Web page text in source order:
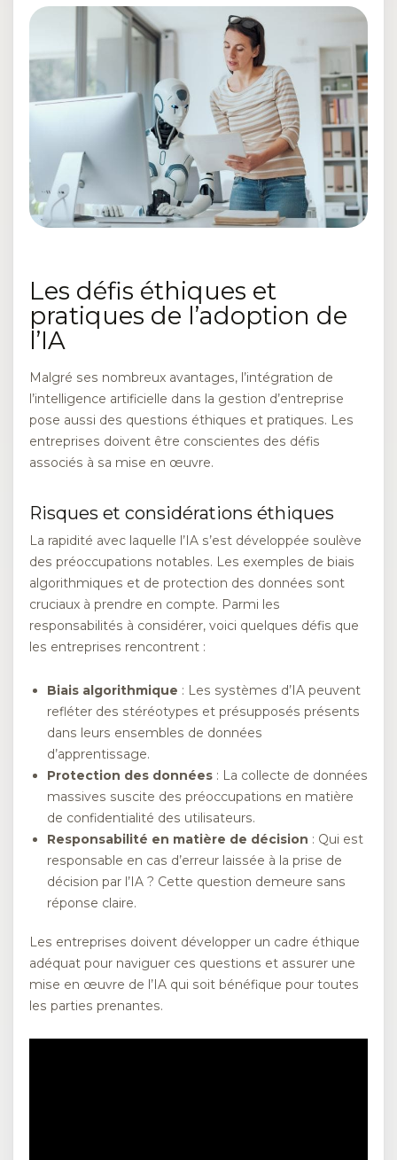
Les défis éthiques et
pratiques de l’adoption de
l’IA
Malgré ses nombreux avantages, l’intégration de
l’intelligence artificielle dans la gestion d’entreprise
pose aussi des questions éthiques et pratiques. Les
entreprises doivent être conscientes des défis
associés à sa mise en œuvre.
Risques et considérations éthiques
La rapidité avec laquelle l’IA s’est développée soulève
des préoccupations notables. Les exemples de biais
algorithmiques et de protection des données sont
cruciaux à prendre en compte. Parmi les
responsabilités à considérer, voici quelques défis que
les entreprises rencontrent :
Biais algorithmique : Les systèmes d’IA peuvent
refléter des stéréotypes et présupposés présents
dans leurs ensembles de données
d’apprentissage.
Protection des données : La collecte de données
massives suscite des préoccupations en matière
de confidentialité des utilisateurs.
Responsabilité en matière de décision : Qui est
responsable en cas d’erreur laissée à la prise de
décision par l’IA ? Cette question demeure sans
réponse claire.
Les entreprises doivent développer un cadre éthique
adéquat pour naviguer ces questions et assurer une
mise en œuvre de l’IA qui soit bénéfique pour toutes
les parties prenantes.